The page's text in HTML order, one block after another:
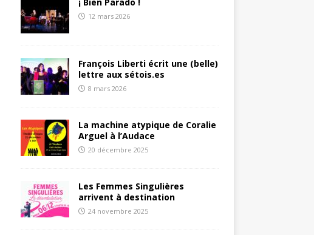
12 mars 2026
François Liberti écrit une (belle)
lettre aux sétois.es
8 mars 2026
La machine atypique de Coralie
Arguel à l’Audace
20 décembre 2025
Les Femmes Singulières
arrivent à destination
24 novembre 2025